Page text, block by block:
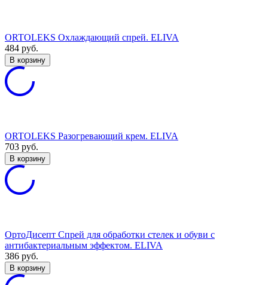
ORTOLEKS Охлаждающий спрей. ELIVA
484 руб.
В корзину
ORTOLEKS Разогревающий крем. ELIVA
703 руб.
В корзину
ОртоДисепт Спрей для обработки стелек и обуви с
антибактериальным эффектом. ELIVA
386 руб.
В корзину